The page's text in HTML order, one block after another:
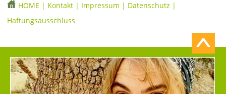
HOME | Kontakt | Impressum | Datenschutz |
Haftungsausschluss